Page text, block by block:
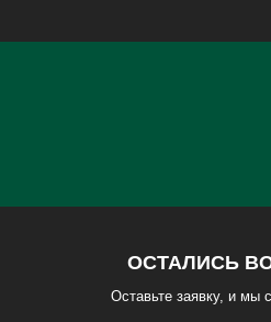
ОСТАЛИСЬ
Оставьте заявку, и мы